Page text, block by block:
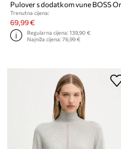
Trenutna cijena:
69,99 €
Regularna cijena:139,90 €
Najniža cijena:76,99 €